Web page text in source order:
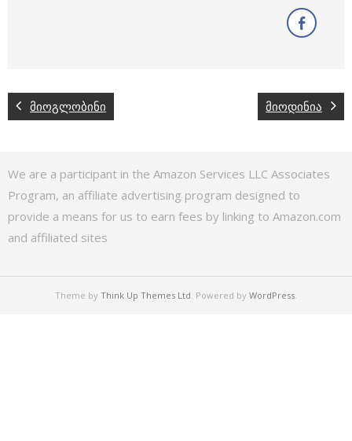
მიოგლობინი მიოდინია
We are a participant in the Amazon Services LLC Associates
Program, an affiliate advertising program designed to
provide a means for us to earn fees by linking to Amazon.com
and affiliated sites
Theme by Think Up Themes Ltd. Powered by WordPress.